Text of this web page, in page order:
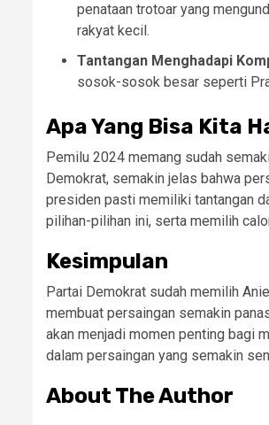
penataan trotoar yang
rakyat kecil.
Tantangan Menghadapi
sosok-sosok besar seperti
Apa Yang Bisa Kita
Pemilu 2024 memang sudah
Demokrat, semakin jelas bahwa
presiden pasti memiliki tantangan
pilihan-pilihan ini, serta memilih
Kesimpulan
Partai Demokrat sudah memilih
membuat persaingan semakin
akan menjadi momen penting bagi
dalam persaingan yang semakin
About The Author